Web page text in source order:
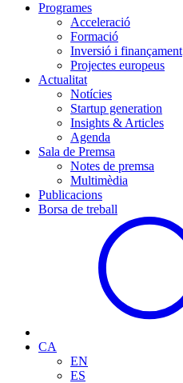
Programes
Acceleració
Formació
Inversió i finançament
Projectes europeus
Actualitat
Notícies
Startup generation
Insights & Articles
Agenda
Sala de Premsa
Notes de premsa
Multimèdia
Publicacions
Borsa de treball
CA
EN
ES